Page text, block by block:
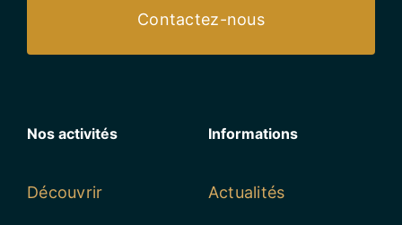
Contactez-nous
Nos activités
Découvrir
Informations
Actualités